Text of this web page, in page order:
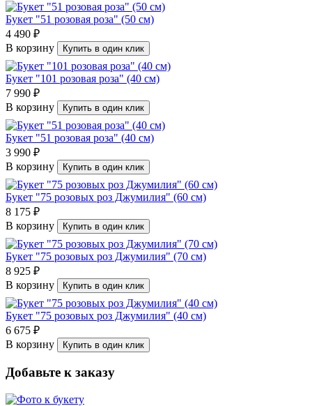
Букет "51 розовая роза" (50 см)
4 490 ₽
В корзину
Купить в один клик
Букет "101 розовая роза" (40 см)
7 990 ₽
В корзину
Купить в один клик
Букет "51 розовая роза" (40 см)
3 990 ₽
В корзину
Купить в один клик
Букет "75 розовых роз Джумилия" (60 см)
8 175 ₽
В корзину
Купить в один клик
Букет "75 розовых роз Джумилия" (70 см)
8 925 ₽
В корзину
Купить в один клик
Букет "75 розовых роз Джумилия" (40 см)
6 675 ₽
В корзину
Купить в один клик
Добавьте к заказу